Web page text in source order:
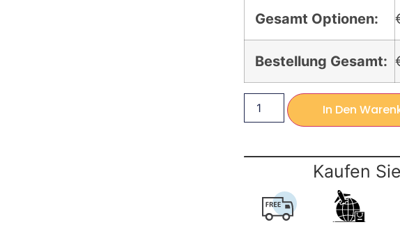
Gesamt Optionen:
Bestellung Gesamt:
In Den
Kaufen